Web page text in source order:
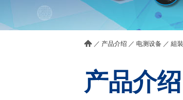
／ 产品介绍 ／ 电测设备 ／ 組
产品介绍